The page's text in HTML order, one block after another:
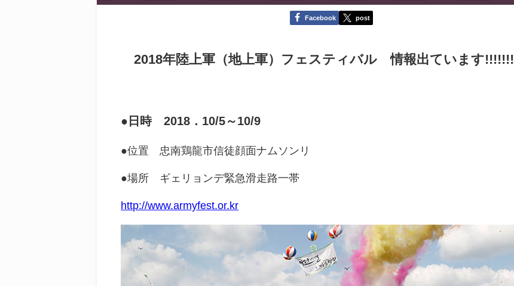
Facebook post
2018年陸上軍（地上軍）フェスティバル 情報出ています!!!!!!!
●日時 2018．10/5～10/9
●位置 忠南鶏龍市信徒顔面ナムソンリ
●場所 ギェリョンデ緊急滑走路一帯
http://www.armyfest.or.kr